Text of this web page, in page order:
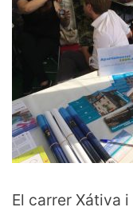
El carrer Xátiva